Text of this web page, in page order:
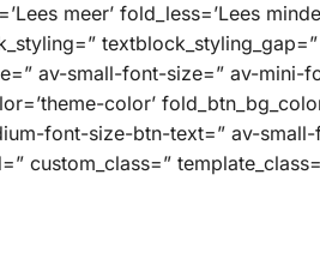
meer’ fold_less=’Lees
av-small-font-size=” av-mini-
color’
font-size-btn-text=” av-
custom_class=”